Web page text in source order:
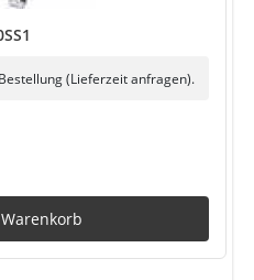
(Lieferzeit anfragen).